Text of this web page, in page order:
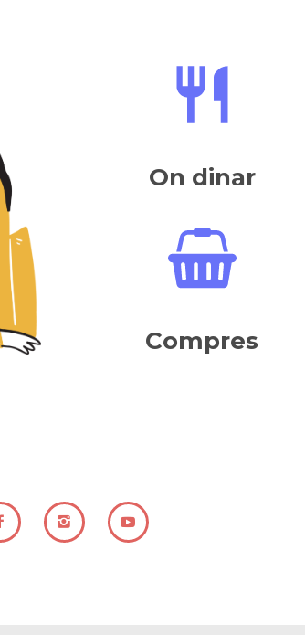
On dinar
Compres